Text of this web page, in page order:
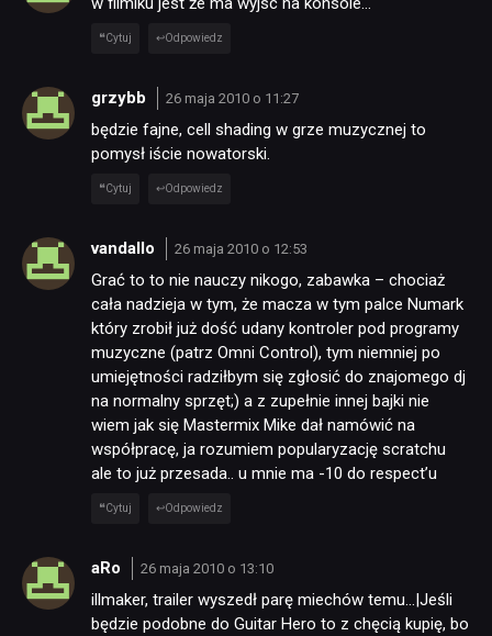
Cytuj Odpowiedz
grzybb 26 maja 2010 o 11:27
będzie fajne, cell shading w grze muzycznej to
pomysł iście nowatorski.
Cytuj Odpowiedz
vandallo 26 maja 2010 o 12:53
Grać to to nie nauczy nikogo, zabawka – chociaż
cała nadzieja w tym, że macza w tym palce Numark
który zrobił już dość udany kontroler pod programy
muzyczne (patrz Omni Control), tym niemniej po
umiejętności radziłbym się zgłosić do znajomego dj
na normalny sprzęt;) a z zupełnie innej bajki nie
wiem jak się Mastermix Mike dał namówić na
współpracę, ja rozumiem popularyzację scratchu
ale to już przesada.. u mnie ma -10 do respect’u
Cytuj Odpowiedz
aRo 26 maja 2010 o 13:10
illmaker, trailer wyszedł parę miechów temu…|Jeśli
będzie podobne do Guitar Hero to z chęcią kupię, bo